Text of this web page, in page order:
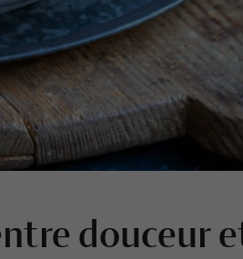
douceur